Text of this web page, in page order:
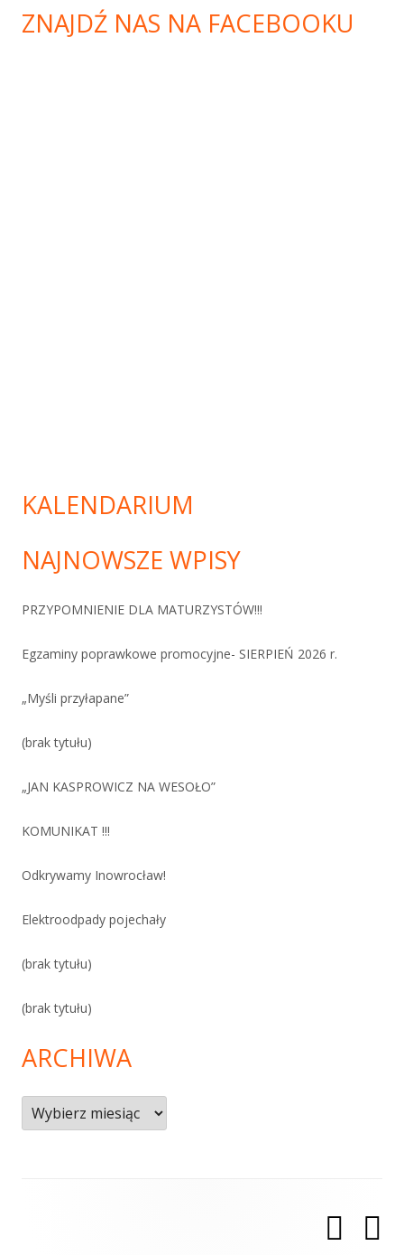
ZNAJDŹ NAS NA FACEBOOKU
KALENDARIUM
NAJNOWSZE WPISY
PRZYPOMNIENIE DLA MATURZYSTÓW!!!
Egzaminy poprawkowe promocyjne- SIERPIEŃ 2026 r.
„Myśli przyłapane”
(brak tytułu)
„JAN KASPROWICZ NA WESOŁO”
KOMUNIKAT !!!
Odkrywamy Inowrocław!
Elektroodpady pojechały
(brak tytułu)
(brak tytułu)
ARCHIWA
Archiwa